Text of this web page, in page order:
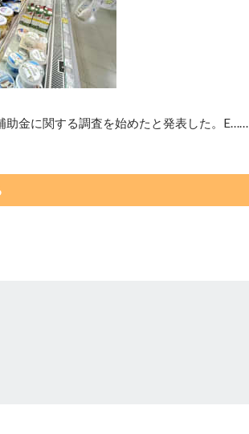
助金に関する調査を始めたと発表した。E……